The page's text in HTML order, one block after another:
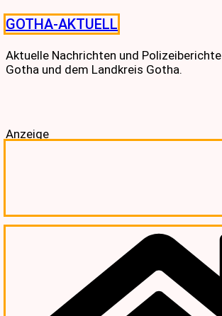
Skip
to
content
GOTHA-AKTUELL
Aktuelle Nachrichten und
Gotha und dem Landkreis Gotha.
Anzeige